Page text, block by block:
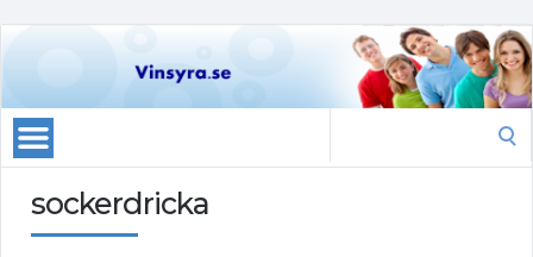
sockerdricka